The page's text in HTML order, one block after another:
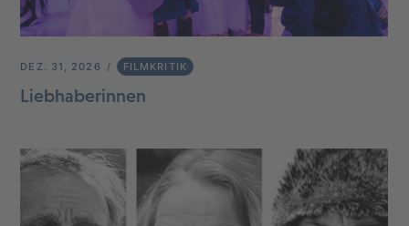
DEZ. 31, 2026 FILMKRITIK
Liebhaberinnen